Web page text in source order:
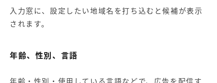
入力窓に、設定したい地域名を打ち込むと候補が表示
されます。
年齢、性別、言語